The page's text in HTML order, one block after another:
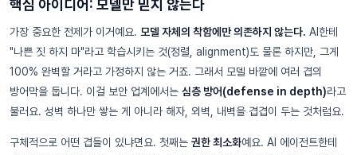
핵심 아이디어: 모델만 믿지 않는다
가장 중요한 전제가 이거예요. 모델 자체의 착함에만 의존하지 않는다. AI한테
"나쁜 짓 하지 마"라고 학습시키는 것(정렬, alignment)도 물론 하지만, 그게
100% 완벽할 거라고 가정하지 않는 거죠. 그래서 모델 바깥에 여러 겹의
방어막을 둡니다. 이걸 보안 업계에서는 심층 방어(defense in depth)라고
불러요. 성벽 하나만 쌓는 게 아니라 해자, 외벽, 내벽을 겹겹이 두는 것처럼요.
구체적으로 어떤 겹들이 있냐면요. 첫째는 권한 최소화예요. AI 에이전트한테